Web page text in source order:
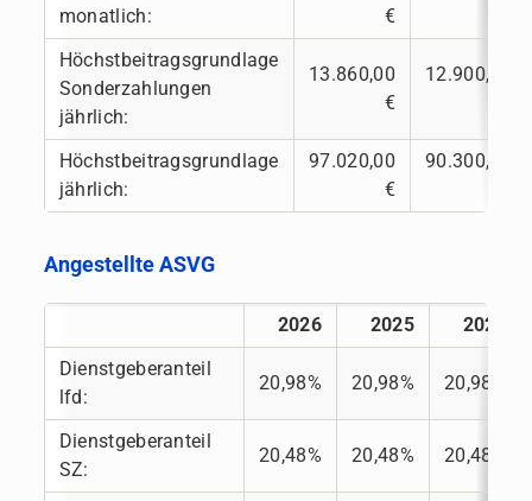
monatlich:
€
Höchstbeitragsgrundlage
Sonderzahlungen
jährlich:
13.860,00
€
12.900,00
Höchstbeitragsgrundlage
jährlich:
97.020,00
€
90.300,00
Angestellte ASVG
2026 2025
2024
Dienstgeberanteil
lfd:
20,98% 20,98% 20,98%
Dienstgeberanteil
SZ:
20,48% 20,48% 20,48%